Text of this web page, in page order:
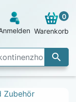

0
Warenkorb
Zubehör